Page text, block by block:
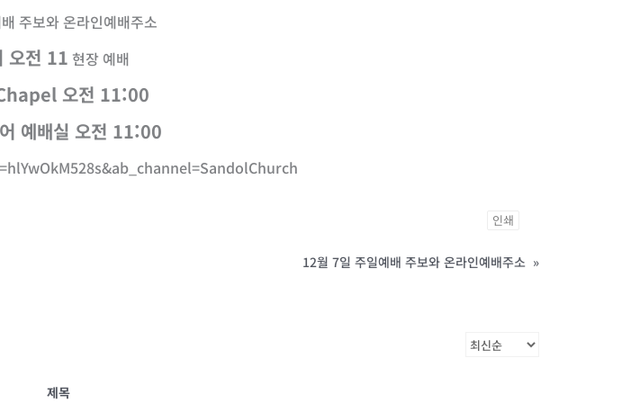
주보와 온라인예배주소
오전 11 현장 예배
오전 11:00
예배실 오전 11:00
인쇄
12월 7일 주일예배 주보와 온라인예배주소 »
제목